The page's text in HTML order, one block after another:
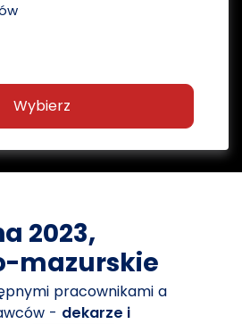
Wybierz
2023,
mazurskie
pracownikami a
- dekarze i